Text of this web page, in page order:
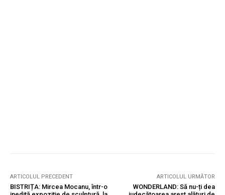
ARTICOLUL PRECEDENT
BISTRIȚA: Mircea Mocanu, într-o
ARTICOLUL URMĂTOR
WONDERLAND: Să nu-ți dea